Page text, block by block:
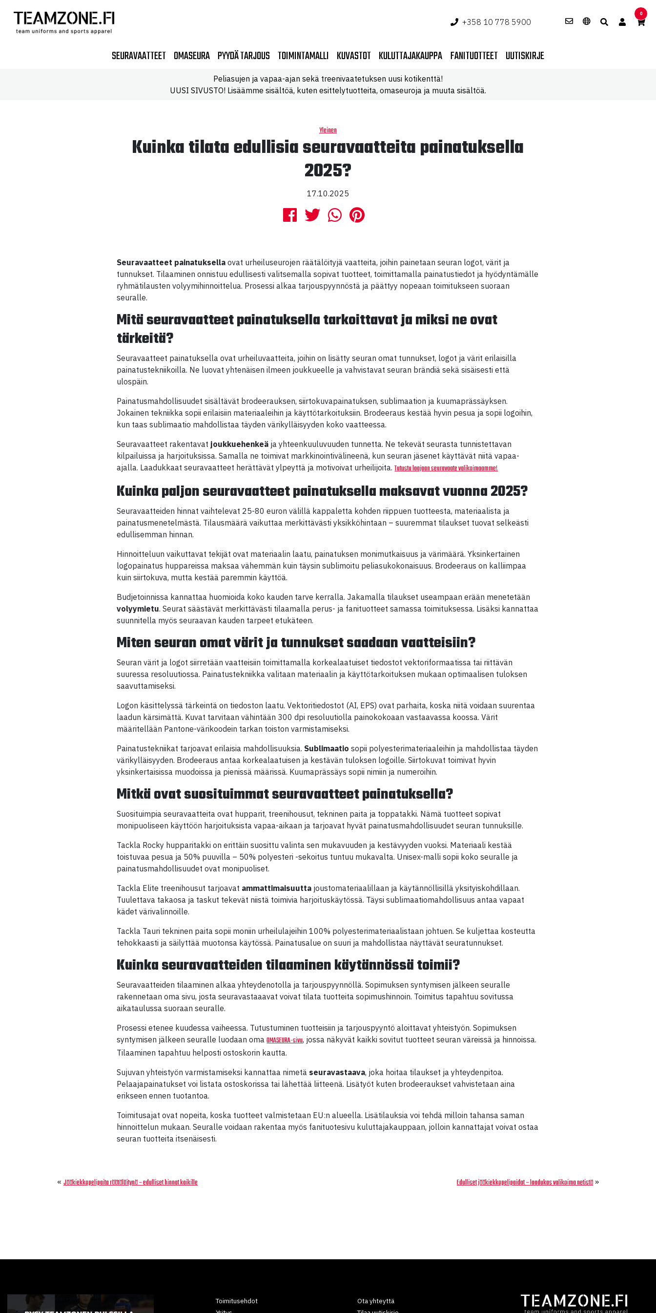
+358 10 778 5900
0
SEURAVAATTEET OMASEURA PYYDÄ TARJOUS TOIMINTAMALLI KUVASTOT KULUTTAJAKAUPPA FANITUOTTEET UUTISKIRJE
Peliasujen ja vapaa-ajan sekä treenivaatetuksen uusi kotikenttä!
UUSI SIVUSTO! Lisäämme sisältöä, kuten esittelytuotteita, omaseuroja ja muuta sisältöä.
Yleinen
Kuinka tilata edullisia seuravaatteita painatuksella
2025?
17.10.2025
Seuravaatteet painatuksella ovat urheiluseurojen räätälöityjä vaatteita, joihin painetaan seuran logot, värit ja
tunnukset. Tilaaminen onnistuu edullisesti valitsemalla sopivat tuotteet, toimittamalla painatustiedot ja hyödyntämälle
ryhmätilausten volyymihinnoittelua. Prosessi alkaa tarjouspyynnöstä ja päättyy nopeaan toimitukseen suoraan
seuralle.
Mitä seuravaatteet painatuksella tarkoittavat ja miksi ne ovat
tärkeitä?
Seuravaatteet painatuksella ovat urheiluvaatteita, joihin on lisätty seuran omat tunnukset, logot ja värit erilaisilla
painatustekniikoilla. Ne luovat yhtenäisen ilmeen joukkueelle ja vahvistavat seuran brändiä sekä sisäisesti että
ulospäin.
Painatusmahdollisuudet sisältävät brodeerauksen, siirtokuvapainatuksen, sublimaation ja kuumaprässäyksen.
Jokainen tekniikka sopii erilaisiin materiaaleihin ja käyttötarkoituksiin. Brodeeraus kestää hyvin pesua ja sopii logoihin,
kun taas sublimaatio mahdollistaa täyden värikylläisyyden koko vaatteessa.
Seuravaatteet rakentavat joukkuehenkeä ja yhteenkuuluvuuden tunnetta. Ne tekevät seurasta tunnistettavan
kilpailuissa ja harjoituksissa. Samalla ne toimivat markkinointivälineenä, kun seuran jäsenet käyttävät niitä vapaa-
ajalla. Laadukkaat seuravaatteet herättävät ylpeyttä ja motivoivat urheilijoita.Tutustu laajaan seuravaate valikoimaamme!
Kuinka paljon seuravaatteet painatuksella maksavat vuonna 2025?
Seuravaatteiden hinnat vaihtelevat 25-80 euron välillä kappaletta kohden riippuen tuotteesta, materiaalista ja
painatusmenetelmästä. Tilausmäärä vaikuttaa merkittävästi yksikköhintaan – suuremmat tilaukset tuovat selkeästi
edullisemman hinnan.
Hinnoitteluun vaikuttavat tekijät ovat materiaalin laatu, painatuksen monimutkaisuus ja värimäärä. Yksinkertainen
logopainatus huppareissa maksaa vähemmän kuin täysin sublimoitu peliasukokonaisuus. Brodeeraus on kalliimpaa
kuin siirtokuva, mutta kestää paremmin käyttöä.
Budjetoinnissa kannattaa huomioida koko kauden tarve kerralla. Jakamalla tilaukset useampaan erään menetetään
volyymietu. Seurat säästävät merkittävästi tilaamalla perus- ja fanituotteet samassa toimituksessa. Lisäksi kannattaa
suunnitella myös seuraavan kauden tarpeet etukäteen.
Miten seuran omat värit ja tunnukset saadaan vaatteisiin?
Seuran värit ja logot siirretään vaatteisiin toimittamalla korkealaatuiset tiedostot vektoriformaatissa tai riittävän
suuressa resoluutiossa. Painatustekniikka valitaan materiaalin ja käyttötarkoituksen mukaan optimaalisen tuloksen
saavuttamiseksi.
Logon käsittelyssä tärkeintä on tiedoston laatu. Vektoritiedostot (AI, EPS) ovat parhaita, koska niitä voidaan suurentaa
laadun kärsimättä. Kuvat tarvitaan vähintään 300 dpi resoluutiolla painokokoaan vastaavassa koossa. Värit
määritellään Pantone-värikoodein tarkan toiston varmistamiseksi.
Painatustekniikat tarjoavat erilaisia mahdollisuuksia. Sublimaatio sopii polyesterimateriaaleihin ja mahdollistaa täyden
värikylläisyyden. Brodeeraus antaa korkealaatuisen ja kestävän tuloksen logoille. Siirtokuvat toimivat hyvin
yksinkertaisissa muodoissa ja pienissä määrissä. Kuumaprässäys sopii nimiin ja numeroihin.
Mitkä ovat suosituimmat seuravaatteet painatuksella?
Suosituimpia seuravaatteita ovat hupparit, treenihousut, tekninen paita ja toppatakki. Nämä tuotteet sopivat
monipuoliseen käyttöön harjoituksista vapaa-aikaan ja tarjoavat hyvät painatusmahdollisuudet seuran tunnuksille.
Tackla Rocky hupparitakki on erittäin suosittu valinta sen mukavuuden ja kestävyyden vuoksi. Materiaali kestää
toistuvaa pesua ja 50% puuvilla – 50% polyesteri -sekoitus tuntuu mukavalta. Unisex-malli sopii koko seuralle ja
painatusmahdollisuudet ovat monipuoliset.
Tackla Elite treenihousut tarjoavat ammattimaisuutta joustomateriaalillaan ja käytännöllisillä yksityiskohdillaan.
Tuulettava takaosa ja taskut tekevät niistä toimivia harjoituskäytössä. Täysi sublimaatiomahdollisuus antaa vapaat
kädet värivalinnoille.
Tackla Tauri tekninen paita sopii moniin urheilulajeihin 100% polyesterimateriaalistaan johtuen. Se kuljettaa kosteutta
tehokkaasti ja säilyttää muotonsa käytössä. Painatusalue on suuri ja mahdollistaa näyttävät seuratunnukset.
Kuinka seuravaatteiden tilaaminen käytännössä toimii?
Seuravaatteiden tilaaminen alkaa yhteydenotolla ja tarjouspyynnöllä. Sopimuksen syntymisen jälkeen seuralle
rakennetaan oma sivu, josta seuravastaaavat voivat tilata tuotteita sopimushinnoin. Toimitus tapahtuu sovitussa
aikataulussa suoraan seuralle.
Prosessi etenee kuudessa vaiheessa. Tutustuminen tuotteisiin ja tarjouspyyntö aloittavat yhteistyön. Sopimuksen
syntymisen jälkeen seuralle luodaan omaOMASEURA-sivu, jossa näkyvät kaikki sovitut tuotteet seuran väreissä ja hinnoissa.
Tilaaminen tapahtuu helposti ostoskorin kautta.
Sujuvan yhteistyön varmistamiseksi kannattaa nimetä seuravastaava, joka hoitaa tilaukset ja yhteydenpitoa.
Pelaajapainatukset voi listata ostoskorissa tai lähettää liitteenä. Lisätyöt kuten brodeeraukset vahvistetaan aina
erikseen ennen tuotantoa.
Toimitusajat ovat nopeita, koska tuotteet valmistetaan EU:n alueella. Lisätilauksia voi tehdä milloin tahansa saman
hinnoittelun mukaan. Seuralle voidaan rakentaa myös fanituotesivu kuluttajakauppaan, jolloin kannattajat voivat ostaa
seuran tuotteita itsenäisesti.
« Jääkiekkopelipaita räätälöitynä – edulliset hinnat kaikille Edulliset jääkiekkopelipaidat – laadukas valikoima netistä »
Toimitusehdot
Ota yhteyttä